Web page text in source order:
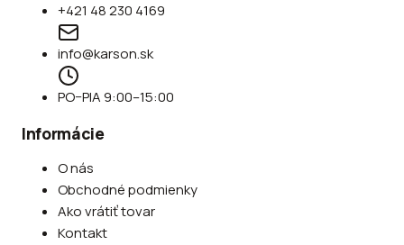
+421 48 230 4169
info@karson.sk
PO–PIA 9:00–15:00
Informácie
O nás
Obchodné podmienky
Ako vrátiť tovar
Kontakt